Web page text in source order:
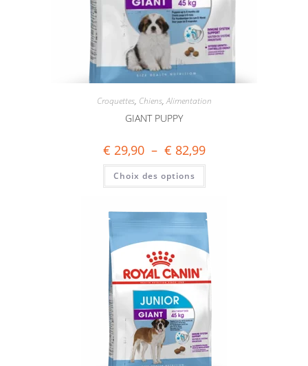
Croquettes, Chiens,Alimentation
GIANT PUPPY
€ 29,90 – € 82,99
Choix des options